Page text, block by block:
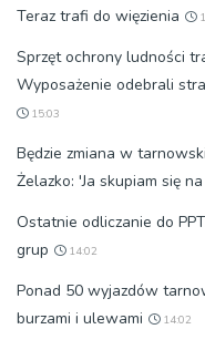
Teraz trafi do więzienia
Sprzęt ochrony ludności
Wyposażenie odebrali
15:03
Będzie zmiana w
Żelazko: 'Ja skupiam się
Ostatnie odliczanie do
grup
14:02
Ponad 50 wyjazdów
burzami i ulewami
14:02